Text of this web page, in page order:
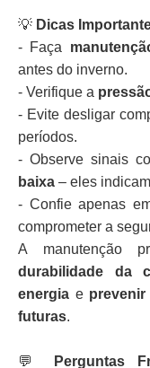
💡 Dicas
- Faça
antes do inverno.
- Verifique a
- Evite desligar
períodos.
- Observe sinais
baixa – eles
- Confie apenas
comprometer a
A manutenção
durabilidade da
energia e
futuras.
💬
Perguntas